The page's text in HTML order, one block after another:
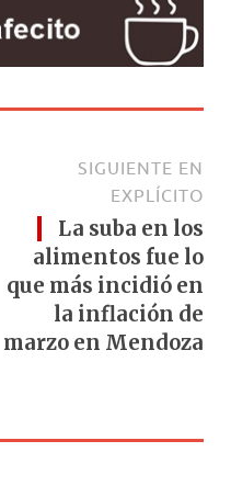
SIGUIENTE EN
EXPLÍCITO
La suba en los
alimentos fue lo
que más incidió en
la inflación de
marzo en Mendoza